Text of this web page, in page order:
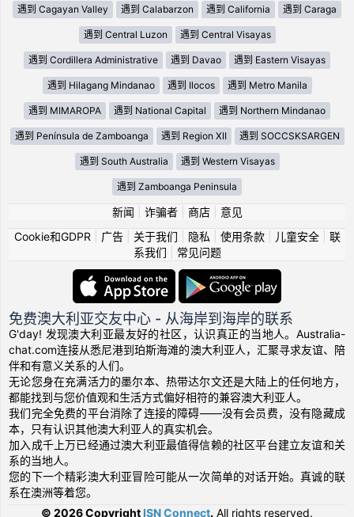
遇到 Cagayan Valley 遇到 Calabarzon 遇到 California 遇到 Caraga
遇到 Central Luzon 遇到 Central Visayas
遇到 Cordillera Administrative 遇到 Davao 遇到 Eastern Visayas
遇到 Hilagang Mindanao 遇到 Ilocos 遇到 Metro Manila
遇到 MIMAROPA 遇到 National Capital 遇到 Northern Mindanao
遇到 Península de Zamboanga 遇到 Region XII 遇到 SOCCSKSARGEN
遇到 South Australia 遇到 Western Visayas
遇到 Zamboanga Peninsula
新闻 诈骗者| 商店| 意见
Cookie和GDPR
广告| 关于我们 隐私 使用条款| 儿童安全| 联
系我们
常见问题
免费澳大利亚交友中心 - 从海岸到海岸的联系
G'day! 发现澳大利亚最友好的社区，认识真正的当地人。Australia-
chat.com连接从悉尼港到珀斯海滩的澳大利亚人，汇聚寻求友谊、陪
伴和有意义关系的人们。
无论您身在充满活力的墨尔本、热带达尔文还是大陆上的任何地方，
都能找到与您价值观和生活方式偏好相符的兼容澳大利亚人。
我们完全免费的平台消除了连接的障碍——没有会员费，没有隐藏成
本，只有认识其他澳大利亚人的真实机会。
加入成千上万已经通过澳大利亚最值得信赖的社区平台建立友谊和关
系的当地人。
您的下一个精彩澳大利亚冒险可能从一次简单的对话开始。真诚的联
系在澳洲等着您。
© 2026 Copyright ISN Connect. All rights reserved.